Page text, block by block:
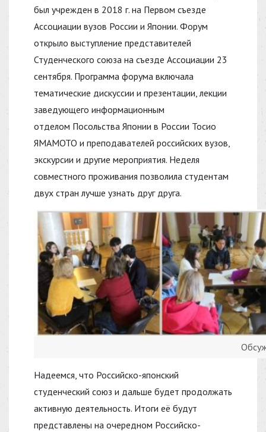
был учрежден в 2018 г. на Первом съезде
Ассоциации вузов России и Японии. Форум
открыло выступление представителей
Студенческого союза на съезде Ассоциации 23
сентября. Программа форума включала
тематические дискуссии и презентации, лекции
заведующего информационным
отделом Посольства Японии в России Тосио
ЯМАМОТО и преподавателей российских вузов,
экскурсии и другие мероприятия. Неделя
совместного проживания позволила студентам
двух стран лучше узнать друг друга.
Надеемся, что Российско-японский
студенческий союз и дальше будет продолжать
активную деятельность. Итоги её будут
представлены на очередном Российско-